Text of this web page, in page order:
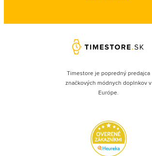
Timestore je popredný predajca
značkových módnych doplnkov v
Európe.